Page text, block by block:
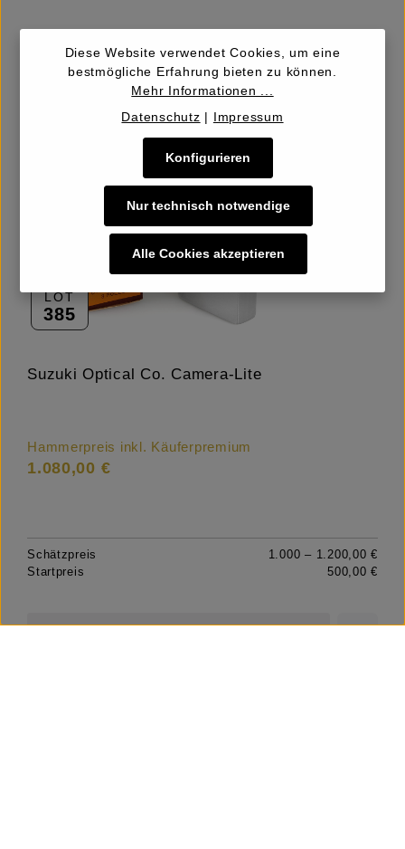
Details
LOT
385
Suzuki Optical Co. Camera-Lite
Hammerpreis inkl. Käuferpremium
1.080,00 €
Schätzpreis
1.000 – 1.200,00 €
Startpreis
500,00 €
Diese Website verwendet Cookies, um eine
bestmögliche Erfahrung bieten zu können.
Mehr Informationen ...
Datenschutz | Impressum
Nur technisch notwendige
Konfigurieren
Alle Cookies akzeptieren